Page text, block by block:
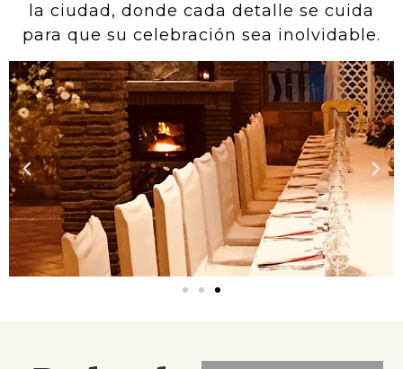
la ciudad, donde cada detalle se cuida
para que su celebración sea inolvidable.